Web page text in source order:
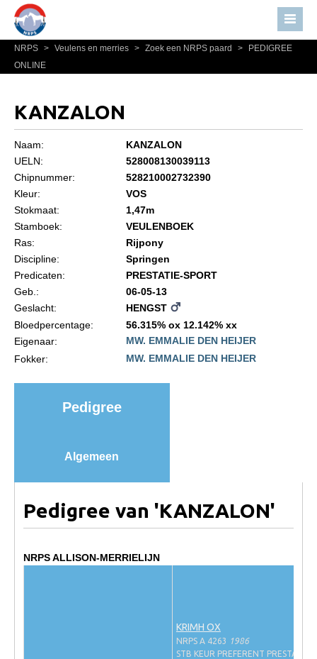
Home
Nieuws
Bestuur NRPS
Informatie
Statuten en reglementen
Algemeen
Import registratie
Informatie overschrijven paspoort
Animal Health Regulation
Tarievenlijst
NRPS > Veulens en merries > Zoek een NRPS paard >
PEDIGREE
ONLINE
KANZALON
Naam:
KANZALON
UELN:
528008130039113
Chipnummer:
528210002732390
Kleur:
VOS
Stokmaat:
1,47m
Stamboek:
VEULENBOEK
Ras:
Rijpony
Discipline:
Springen
Predicaten:
PRESTATIE-SPORT
Geb.:
06-05-13
Geslacht:
HENGST
Bloedpercentage:
56.315% ox 12.142% xx
Eigenaar:
MW. EMMALIE DEN HEIJER
Fokker:
MW. EMMALIE DEN HEIJER
Pedigree
Algemeen
Pedigree van 'KANZALON'
NRPS ALLISON-MERRIELIJN
KRIMH OX
NRPS A 4263
1986
STB KEUR PREFERENT PRESTATIE-